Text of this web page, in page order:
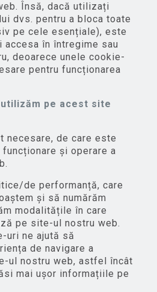
Însă, dacă utilizați
dvs. pentru a bloca toate
pe cele esențiale), este
în întregime sau
deoarece unele cookie-
pentru funcționarea
pe acest site
necesare, de care este
și operare a
de performanță, care
și să numărăm
modalitățile în care
pe site-ul nostru web.
uri ne ajută să
de navigare a
ul nostru web, astfel încât
mai ușor informațiile pe